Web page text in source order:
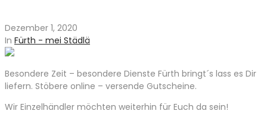
Dezember 1, 2020
In Fürth - mei Städlä
Besondere Zeit – besondere Dienste Fürth bringt´s lass es Dir
liefern. Stöbere online – versende Gutscheine.
Wir Einzelhändler möchten weiterhin für Euch da sein!